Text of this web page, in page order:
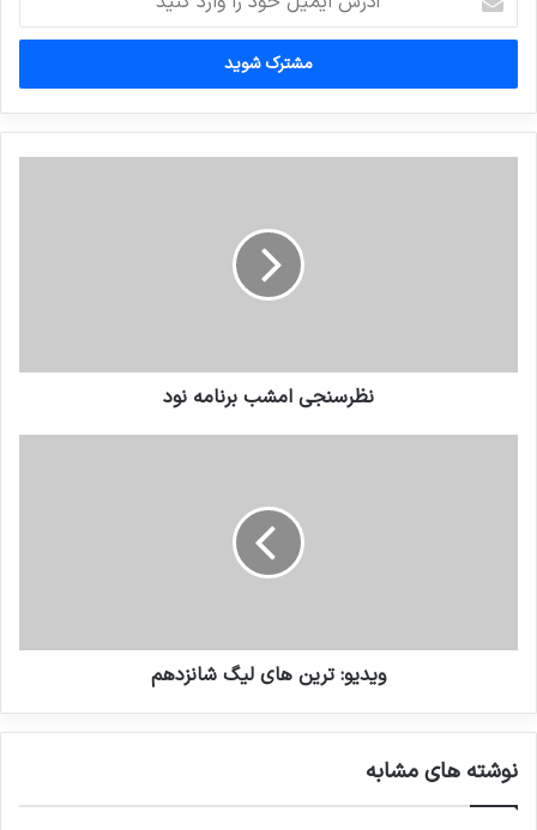
ایمیل
خود
وارد
کنید
نظرسنجی امشب برنامه نود
ویدیو: ترین های لیگ شانزدهم
نوشته های مشابه